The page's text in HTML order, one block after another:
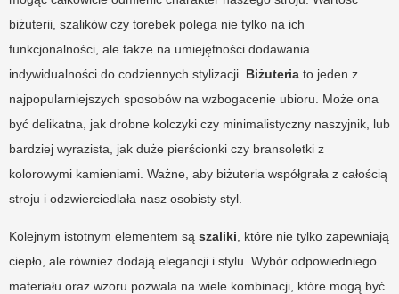
biżuterii, szalików czy torebek polega nie tylko na ich
funkcjonalności, ale także na umiejętności dodawania
indywidualności do codziennych stylizacji. Biżuteria to jeden z
najpopularniejszych sposobów na wzbogacenie ubioru. Może ona
być delikatna, jak drobne kolczyki czy minimalistyczny naszyjnik, lub
bardziej wyrazista, jak duże pierścionki czy bransoletki z
kolorowymi kamieniami. Ważne, aby biżuteria współgrała z całością
stroju i odzwierciedlała nasz osobisty styl.
Kolejnym istotnym elementem są szaliki , które nie tylko zapewniają
ciepło, ale również dodają elegancji i stylu. Wybór odpowiedniego
materiału oraz wzoru pozwala na wiele kombinacji, które mogą być